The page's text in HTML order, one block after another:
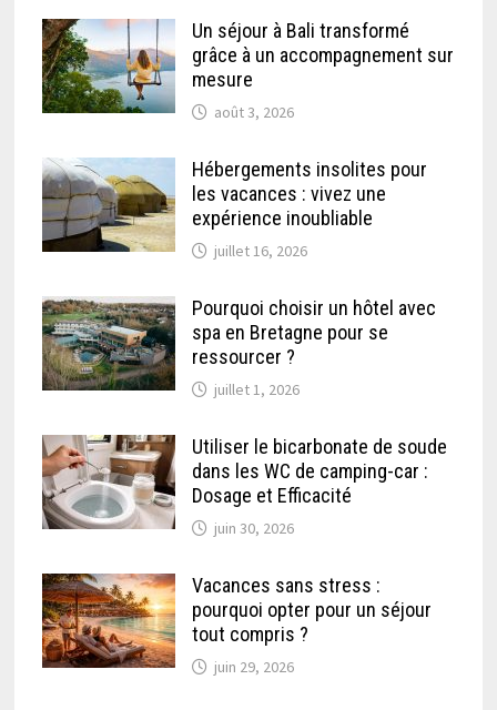
Un séjour à Bali transformé
grâce à un accompagnement sur
mesure
août 3, 2026
Hébergements insolites pour
les vacances : vivez une
expérience inoubliable
juillet 16, 2026
Pourquoi choisir un hôtel avec
spa en Bretagne pour se
ressourcer ?
juillet 1, 2026
Utiliser le bicarbonate de soude
dans les WC de camping-car :
Dosage et Efficacité
juin 30, 2026
Vacances sans stress :
pourquoi opter pour un séjour
tout compris ?
juin 29, 2026